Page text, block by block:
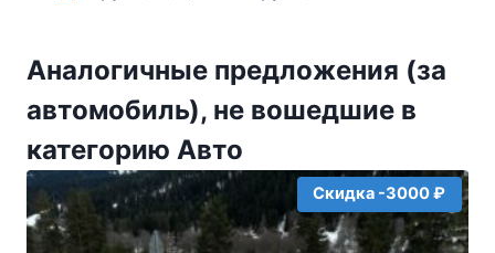
Аналогичные предложения (за
автомобиль), не вошедшие в
категорию Авто
Скидка -3000 ₽